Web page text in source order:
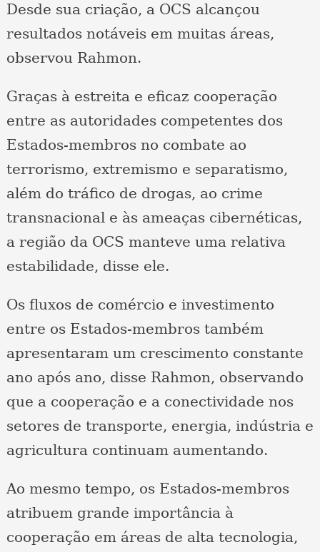
Desde sua criação, a OCS alcançou
resultados notáveis ​​em muitas áreas,
observou Rahmon.
Graças à estreita e eficaz cooperação
entre as autoridades competentes dos
Estados-membros no combate ao
terrorismo, extremismo e separatismo,
além do tráfico de drogas, ao crime
transnacional e às ameaças cibernéticas,
a região da OCS manteve uma relativa
estabilidade, disse ele.
Os fluxos de comércio e investimento
entre os Estados-membros também
apresentaram um crescimento constante
ano após ano, disse Rahmon, observando
que a cooperação e a conectividade nos
setores de transporte, energia, indústria e
agricultura continuam aumentando.
Ao mesmo tempo, os Estados-membros
atribuem grande importância à
cooperação em áreas de alta tecnologia,